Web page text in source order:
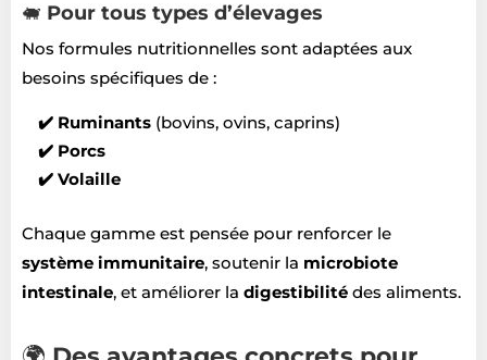
🐖 Pour tous types d’élevages
Nos formules nutritionnelles sont adaptées aux
besoins spécifiques de :
✔️ Ruminants (bovins, ovins, caprins)
✔️ Porcs
✔️ Volaille
Chaque gamme est pensée pour renforcer le
système immunitaire, soutenir la microbiote
intestinale, et améliorer la digestibilité des aliments.